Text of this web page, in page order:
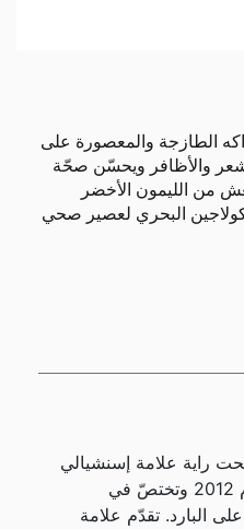
الطازجة والمعصورة على
والأظافر ويحسّن صحّة
من الليمون الأخضر
البحري لعصير صحي
راية علامة إسنشيالي
الإماراتية التي انطلقت عام 2012 وتختصّ في
البارد. تقدّم علامة